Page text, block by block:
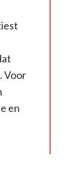
Voor
en